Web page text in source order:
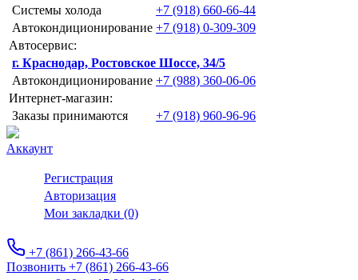
Системы холода
+7 (918) 660-66-44
Автокондиционирование +7 (918) 0-309-309
Автосервис:
г. Краснодар, Ростовское Шоссе, 34/5
Автокондиционирование +7 (988) 360-06-06
Интернет-магазин:
Заказы принимаются
+7 (918) 960-96-96
Аккаунт
Регистрация
Авторизация
Мои закладки (0)
+7 (861) 266-43-66
Позвонить +7 (861) 266-43-66